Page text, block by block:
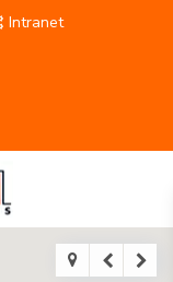
Intranet